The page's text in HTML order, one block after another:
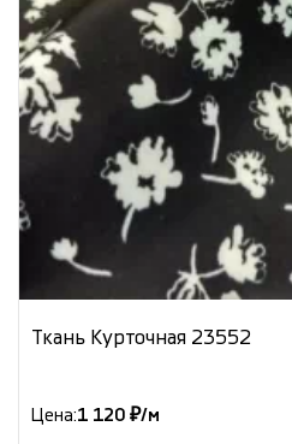
Ткань Курточная 23552
Цена:1 120 ₽/м